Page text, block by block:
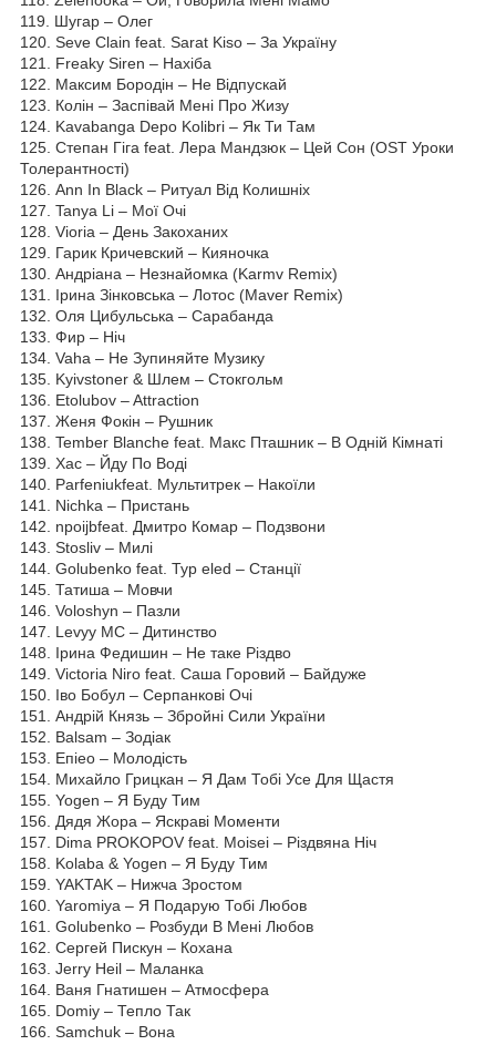
119. Шугар – Олег
120. Seve Clain feat. Sarat Kiso – За Україну
121. Freaky Siren – Нахіба
122. Максим Бородін – Не Відпускай
123. Колін – Заспівай Мені Про Жизу
124. Kavabanga Depo Kolibri – Як Ти Там
125. Степан Гіга feat. Лера Мандзюк – Цей Сон (OST Уроки
Толерантності)
126. Ann In Black – Ритуал Від Колишніх
127. Tanya Li – Мої Очі
128. Vioria – День Закоханих
129. Гарик Кричевский – Кияночка
130. Андріана – Незнайомка (Karmv Remix)
131. Ірина Зінковська – Лотос (Maver Remix)
132. Оля Цибульська – Сарабанда
133. Фир – Ніч
134. Vaha – Не Зупиняйте Музику
135. Kyivstoner & Шлем – Стокгольм
136. Etolubov – Attraction
137. Женя Фокін – Рушник
138. Tember Blanche feat. Макс Пташник – В Одній Кімнаті
139. Хас – Йду По Воді
140. Parfeniukfeat. Мультитрек – Накоїли
141. Nichka – Пристань
142. npoijbfeat. Дмитро Комар – Подзвони
143. Stosliv – Милі
144. Golubenko feat. Тур eled – Станції
145. Татиша – Мовчи
146. Voloshyn – Пазли
147. Levyy MC – Дитинство
148. Ірина Федишин – Не таке Різдво
149. Victoria Niro feat. Саша Горовий – Байдуже
150. Іво Бобул – Серпанкові Очі
151. Андрій Князь – Збройні Сили України
152. Balsam – Зодіак
153. Епіео – Молодість
154. Михайло Грицкан – Я Дам Тобі Усе Для Щастя
155. Yogen – Я Буду Тим
156. Дядя Жора – Яскраві Моменти
157. Dima PROKOPOV feat. Moisei – Різдвяна Ніч
158. Kolaba & Yogen – Я Буду Тим
159. YAKTAK – Нижча Зростом
160. Yaromiya – Я Подарую Тобі Любов
161. Golubenko – Розбуди В Мені Любов
162. Сергей Пискун – Кохана
163. Jerry Heil – Маланка
164. Ваня Гнатишен – Атмосфера
165. Domiy – Тепло Так
166. Samchuk – Вона